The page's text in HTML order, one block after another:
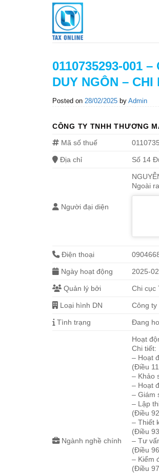
0110735293-001
DUY NGÔN – CHI
Posted on 28/02/2025 by Admin
CÔNG TY TNHH THƯƠNG
Mã số thuế
Địa chỉ Số 14
Người đại diện
Ngoài
Điện thoại
Ngày hoạt động 2025-
Quản lý bởi Chi cục
Loại hình DN Công ty
Tình trạng Đang
Ngành nghề chính
Hoạt
Chi tiết:
– Hoạt
(Điều
– Khảo
– Hoạt
– Giám
– Lập
(Điều
– Thiết
(Điều
– Tư
(Điều
– Kiểm
(Điều